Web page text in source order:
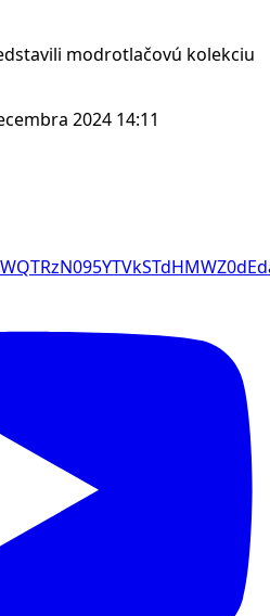
modrotlačovú kolekciu
2024 14:11